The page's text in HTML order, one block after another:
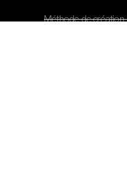
Méthode de création